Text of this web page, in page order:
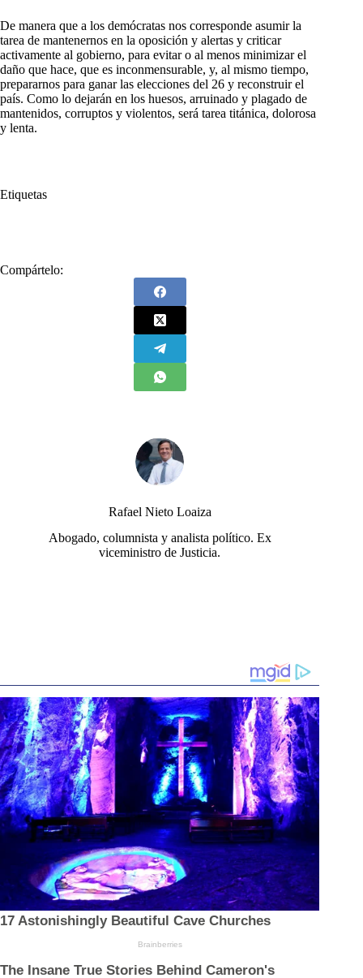
De manera que a los demócratas nos corresponde asumir la
tarea de mantenernos en la oposición y alertas y criticar
activamente al gobierno, para evitar o al menos minimizar el
daño que hace, que es inconmensurable, y, al mismo tiempo,
prepararnos para ganar las elecciones del 26 y reconstruir el
país. Como lo dejarán en los huesos, arruinado y plagado de
mantenidos, corruptos y violentos, será tarea titánica, dolorosa
y lenta.
Etiquetas
Compártelo:
Rafael Nieto Loaiza
Abogado, columnista y analista político. Ex
viceministro de Justicia.